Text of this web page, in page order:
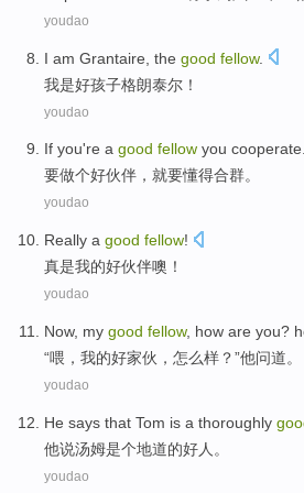
youdao
I am Grantaire , the good fellow.
我是好孩子格朗泰尔 ！
youdao
If you're a good fellow you cooperate.
要做个好伙伴 ， 就要懂得合群。
youdao
Really a good fellow!
真是我的好伙伴噢！
youdao
Now, my good fellow, how are you?
“喂 ， 我的好家伙 ， 怎么样 ？”他问道。
youdao
He says that Tom is a thoroughly
他说汤姆是个地道的好人 。
youdao